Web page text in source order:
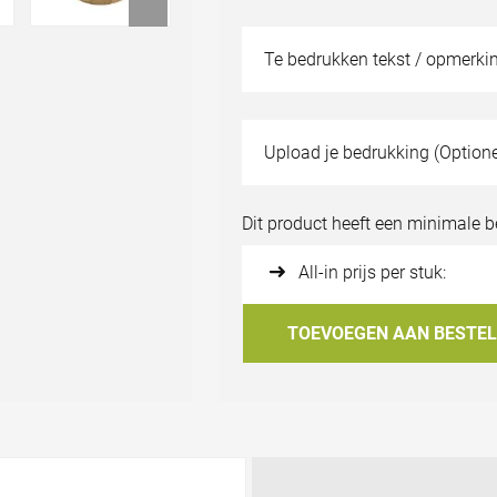
Upload je bedrukking
Bestand
Te bedrukken tekst /
Dit product heeft een minimale
All-in prijs per stuk:
TOEVOEGEN AAN